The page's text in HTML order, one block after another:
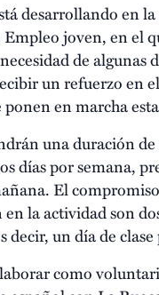
desarrollando en
joven, en el
de algunas
un refuerzo en
en marcha
una duración de
días por semana,
El
la actividad son
decir, un día de
como